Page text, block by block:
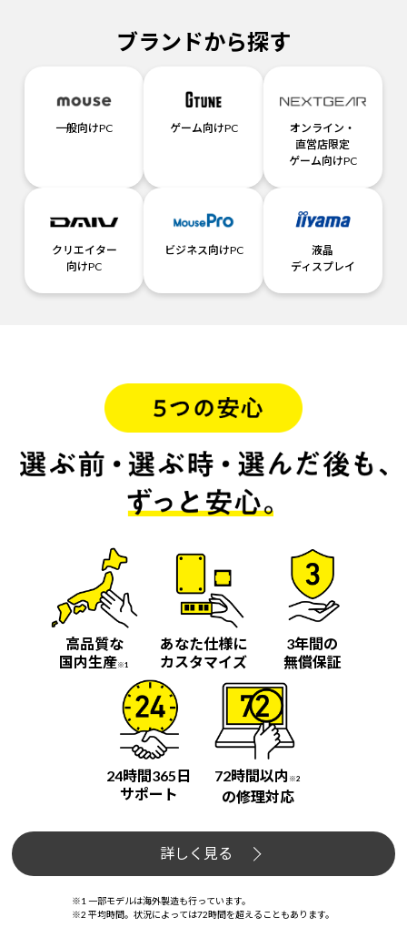
ブランドから探す
一般向けPC ゲーム向けPC
オンライン・
直営店限定
ゲーム向けPC
クリエイター
向けPC
ビジネス向けPC
液晶
ディスプレイ
高品質な
国内生産※1
あなた仕様に
カスタマイズ
3年間の
無償保証
24時間365日
サポート
72時間以内 ※2
の修理対応
詳しく見る
※1 一部モデルは海外製造も行っています。
※2 平均時間。状況によっては72時間を超えることもあります。